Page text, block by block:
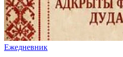
Ежедневник